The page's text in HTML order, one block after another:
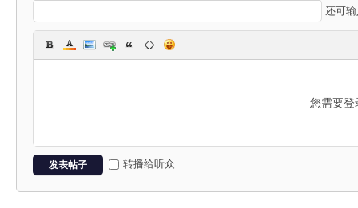
还可
您需要
发表帖子 转播给听众